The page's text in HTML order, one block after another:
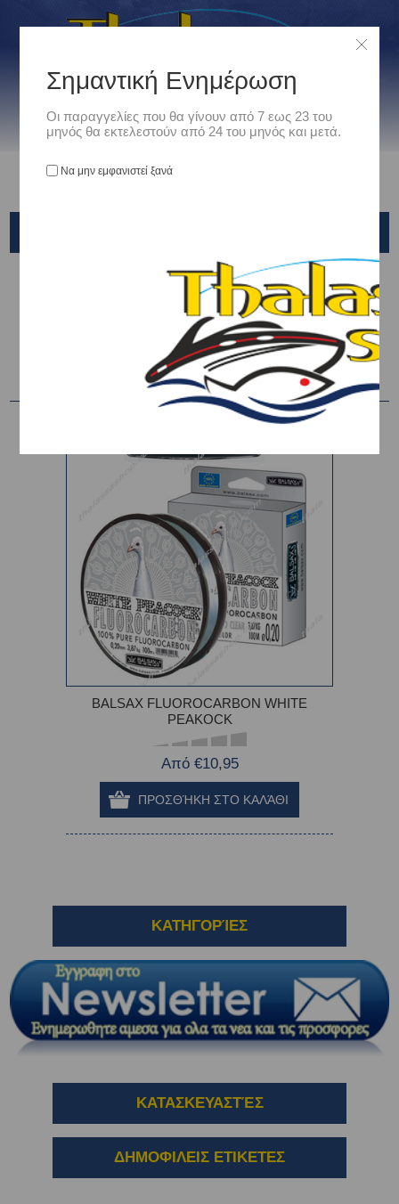
ΠΕΤΟΝΙΕΣ - ΝΗΜΑΤΑ - ΣΥΡΜΑΤΑ ΠΕΤΟΝΙΕΣ /
FLUOROCARBON 100% / BALSAX
BALSAX FLUOROCARBON WHITE
PEAKOCK
Από €10,95
ΚΑΤΗΓΟΡΊΕΣ
ΚΑΤΑΣΚΕΥΑΣΤΈΣ
ΔΗΜΟΦΙΛΕΙΣ ΕΤΙΚΕΤΕΣ
Σημαντική Ενημέρωση
Οι παραγγελίες που θα γίνουν από 7 εως 23 του
μηνός θα εκτελεστούν από 24 του μηνός και μετά.
Να μην εμφανιστεί ξανά